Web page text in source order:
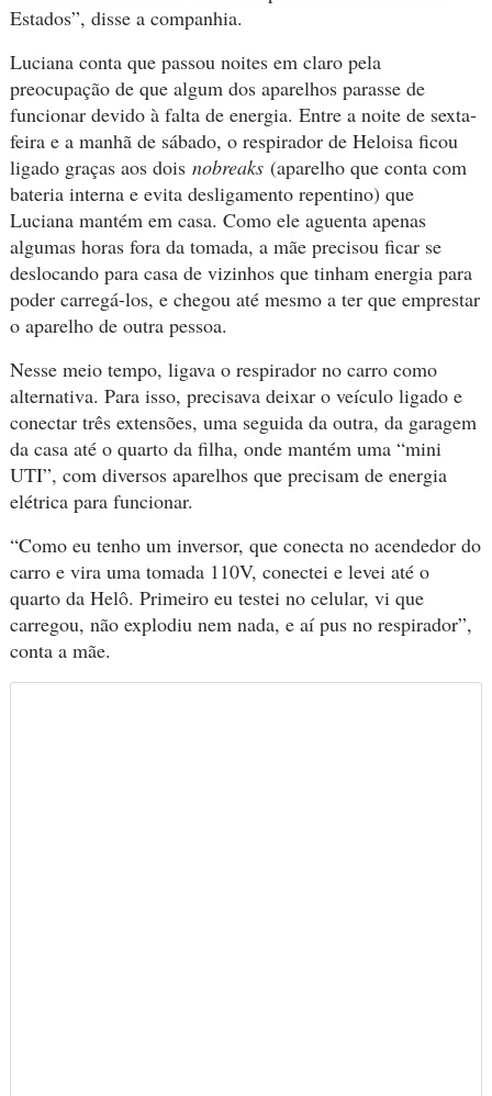
Estados”, disse a companhia.
Luciana conta que passou noites em claro pela
preocupação de que algum dos aparelhos parasse de
funcionar devido à falta de energia. Entre a noite de sexta-
feira e a manhã de sábado, o respirador de Heloisa ficou
ligado graças aos dois nobreaks (aparelho que conta com
bateria interna e evita desligamento repentino) que
Luciana mantém em casa. Como ele aguenta apenas
algumas horas fora da tomada, a mãe precisou ficar se
deslocando para casa de vizinhos que tinham energia para
poder carregá-los, e chegou até mesmo a ter que emprestar
o aparelho de outra pessoa.
Nesse meio tempo, ligava o respirador no carro como
alternativa. Para isso, precisava deixar o veículo ligado e
conectar três extensões, uma seguida da outra, da garagem
da casa até o quarto da filha, onde mantém uma “mini
UTI”, com diversos aparelhos que precisam de energia
elétrica para funcionar.
“Como eu tenho um inversor, que conecta no acendedor do
carro e vira uma tomada 110V, conectei e levei até o
quarto da Helô. Primeiro eu testei no celular, vi que
carregou, não explodiu nem nada, e aí pus no respirador”,
conta a mãe.